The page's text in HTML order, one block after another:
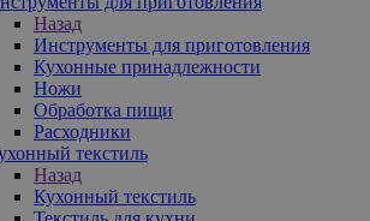
Назад
Инструменты для приготовления
Кухонные принадлежности
Ножи
Обработка пищи
Расходники
текстиль
Назад
Кухонный текстиль